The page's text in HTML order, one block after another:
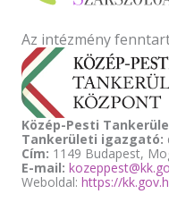
Az intézmény
Közép-Pesti
Tankerületi igazgató:
Cím: 1149 Budapest,
E-mail:
Weboldal: https://